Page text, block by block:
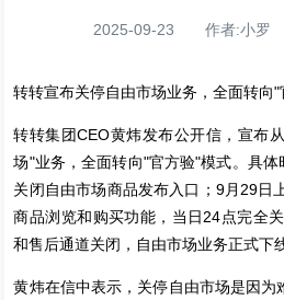
2025-09-23 作者:小罗
转转宣布关停自由市场业务，全面转向"
转转集团CEO黄炜发布公开信，宣布
场"业务，全面转向"官方验"模式。具
关闭自由市场商品发布入口；9月29日
商品浏览和购买功能，当日24点完全
和售后通道关闭，自由市场业务正式下
黄炜在信中表示，关停自由市场是因为